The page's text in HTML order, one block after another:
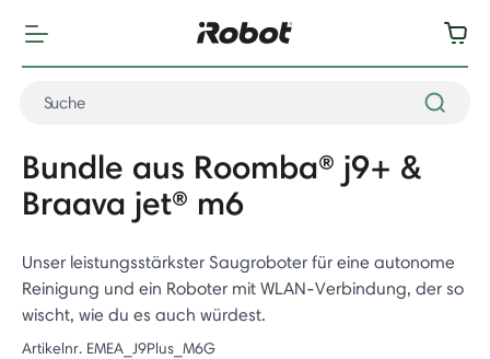
Bundle aus Roomba® j9+ &
Braava jet® m6
Unser leistungsstärkster Saugroboter für eine autonome
Reinigung und ein Roboter mit WLAN-Verbindung, der so
wischt, wie du es auch würdest.
Artikelnr. EMEA_J9Plus_M6G